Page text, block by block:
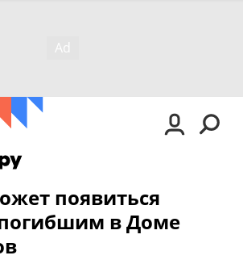
появиться
в Доме